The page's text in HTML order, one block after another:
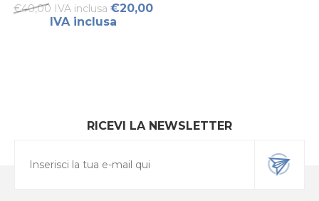
€40,00 IVA inclusa €20,00
IVA inclusa
RICEVI LA NEWSLETTER